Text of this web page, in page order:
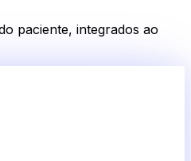
paciente, integrados ao